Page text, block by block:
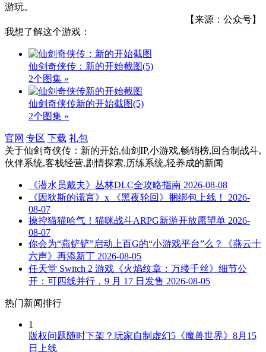
游玩。
【来源：公众号】
我想了解这个游戏：
仙剑奇侠传：新的开始截图(5)
2个图集 »
仙剑奇侠传新的开始截图(5)
2个图集 »
官网 专区 下载 礼包
关于仙剑奇侠传：新的开始,仙剑IP,小游戏,畅销榜,回合制战斗,
伙伴系统,客栈经营,剧情探索,历练系统,轻养成的新闻
《潜水员戴夫》丛林DLC全攻略指南 2026-08-08
《因狄斯的谎言》x 《黑夜轮回》捆绑包上线！
2026-
08-07
操控猫猫哈气！猫咪战斗ARPG新游开放愿望单 2026-
08-07
你会为“燕铲铲”启动上百G的“小游戏平台”么？《燕云十
六声》再添新丁 2026-08-05
任天堂 Switch 2 游戏《火焰纹章：万缕千丝》细节公
开：可四线并行，9 月 17 日发售 2026-08-05
热门新闻排行
1
版权问题随时下架？玩家自制虚幻5《魔兽世界》8月15
日上线